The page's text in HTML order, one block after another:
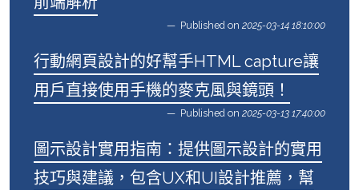
Published on 2025-03-14 18:10:00
行動網頁設計的好幫手HTML capture讓
用戶直接使用手機的麥克風與鏡頭！
Published on 2025-03-13 17:40:00
圖示設計實用指南：提供圖示設計的實用
技巧與建議，包含UX和UI設計推薦，幫